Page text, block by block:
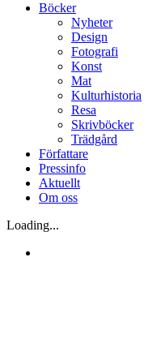
Böcker
Nyheter
Design
Fotografi
Konst
Mat
Kulturhistoria
Resa
Skrivböcker
Trädgård
Författare
Pressinfo
Aktuellt
Om oss
Loading...